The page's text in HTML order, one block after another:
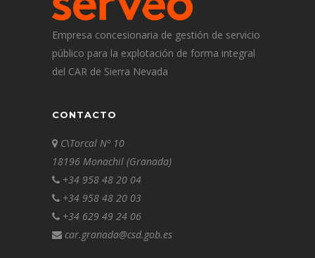
Empresa concesionaria de gestión de servicio
público para la explotación de forma integral
del CAR de Sierra Nevada
CONTACTO
C\Torcal Nº 10
18196 Monachil (Granada)
+34 958 48 20 04
+34 958 48 20 03
+34 629 49 24 06
car.granada@csd.gob.es